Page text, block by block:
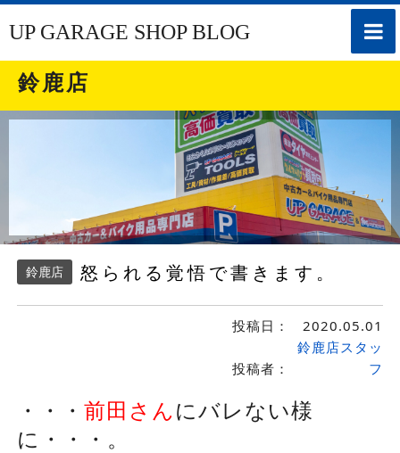
toggle
UP GARAGE SHOP BLOG
鈴鹿店
鈴鹿店 怒られる覚悟で書きます。
投稿日： 2020.05.01
投稿者：
鈴鹿店スタッ
フ
・・・ 前田さん にバレない様
に・・・。